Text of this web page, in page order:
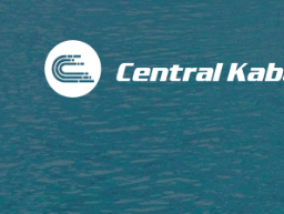
Skip
to
content